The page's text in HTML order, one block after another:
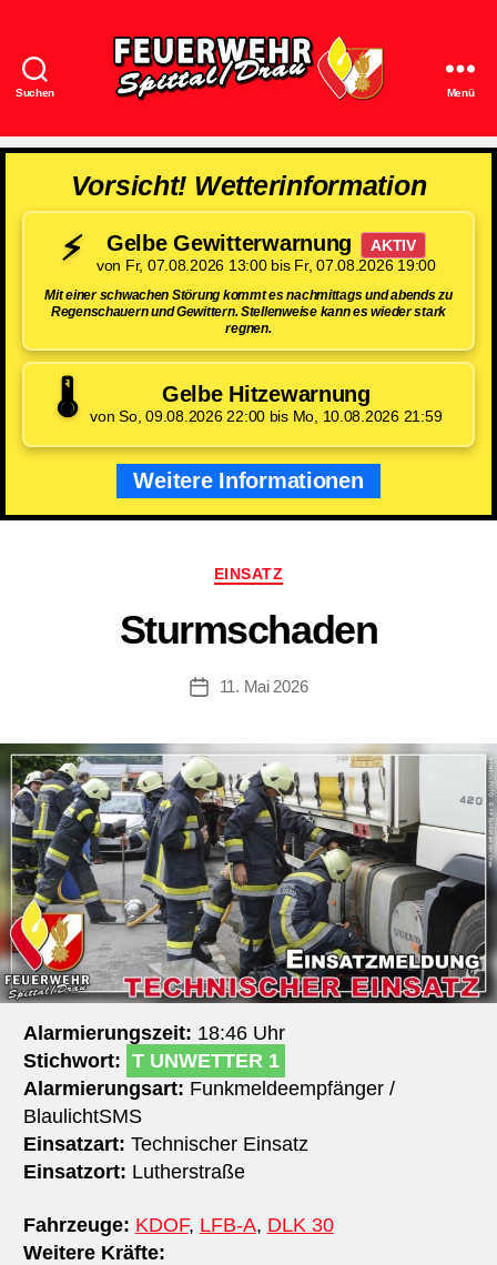
Suchen
Spittal/Drau
Menü
Vorsicht! Wetterinformation
⚡ Gelbe Gewitterwarnung
AKTIV
von Fr, 07.08.2026 13:00 bis Fr, 07.08.2026 19:00
Mit einer schwachen Störung kommt es nachmittags und abends zu
Regenschauern und Gewittern. Stellenweise kann es wieder stark
regnen.
🌡️ Gelbe Hitzewarnung
von So, 09.08.2026 22:00 bis Mo, 10.08.2026 21:59
Weitere Informationen
Kategorien
EINSATZ
Sturmschaden
Beitragsdatum
11. Mai 2026
Alarmierungszeit: 18:46 Uhr
Stichwort: T UNWETTER 1
Alarmierungsart: Funkmeldeempfänger /
BlaulichtSMS
Einsatzart: Technischer Einsatz
Einsatzort: Lutherstraße
Fahrzeuge: KDOF, LFB-A, DLK 30
Weitere Kräfte: